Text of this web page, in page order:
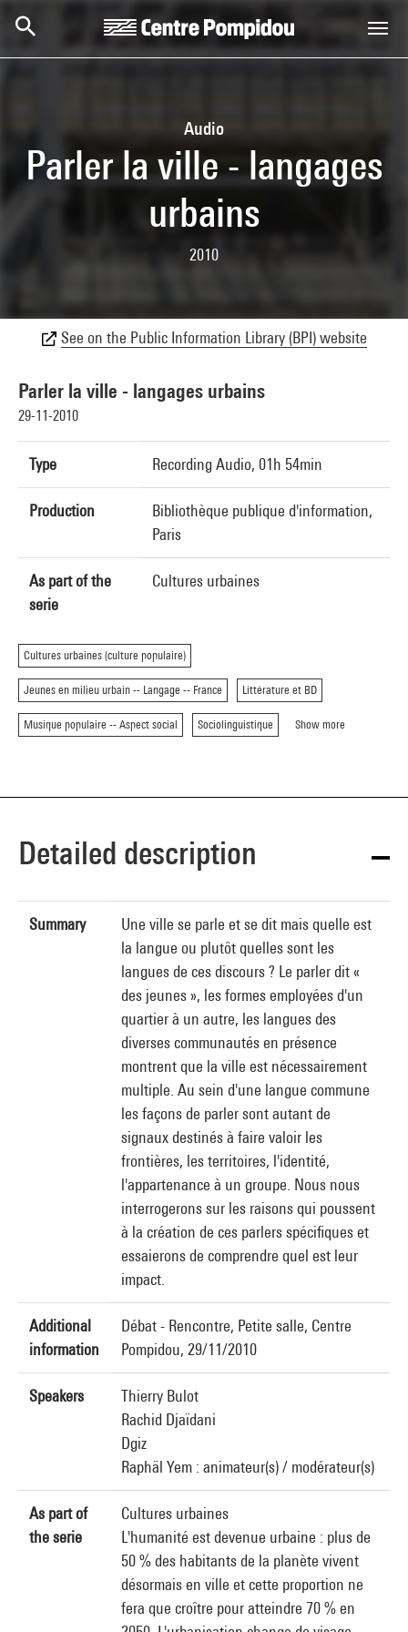
Audio
Parler la ville - langages
urbains
2010
See on the Public Information Library (BPI) website
Parler la ville - langages urbains
29-11-2010
Type Recording Audio, 01h 54min
Production
Bibliothèque publique d'information,
Paris
As part of the
serie
Cultures urbaines
Cultures urbaines (culture populaire)
Jeunes en milieu urbain -- Langage -- France Littérature et BD
Musique populaire -- Aspect social Sociolinguistique Show more
Detailed description
Summary
Une ville se parle et se dit mais quelle est
la langue ou plutôt quelles sont les
langues de ces discours ? Le parler dit «
des jeunes », les formes employées d'un
quartier à un autre, les langues des
diverses communautés en présence
montrent que la ville est nécessairement
multiple. Au sein d'une langue commune
les façons de parler sont autant de
signaux destinés à faire valoir les
frontières, les territoires, l'identité,
l'appartenance à un groupe. Nous nous
interrogerons sur les raisons qui poussent
à la création de ces parlers spécifiques et
essaierons de comprendre quel est leur
impact.
Additional
information
Débat - Rencontre, Petite salle, Centre
Pompidou, 29/11/2010
Speakers
Thierry Bulot
Rachid Djaïdani
Dgiz
Raphäl Yem : animateur(s) / modérateur(s)
As part of
the serie
Cultures urbaines
L'humanité est devenue urbaine : plus de
50 % des habitants de la planète vivent
désormais en ville et cette proportion ne
fera que croître pour atteindre 70 % en